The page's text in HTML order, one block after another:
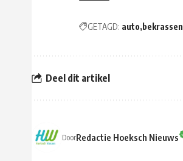
GETAGD: auto bekrassen
Deel dit artikel
DoorRedactie Hoeksch Nieuws